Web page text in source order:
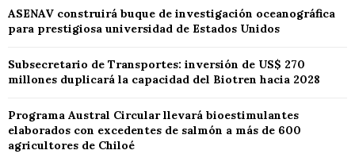
ASENAV construirá buque de investigación oceanográfica
para prestigiosa universidad de Estados Unidos
Subsecretario de Transportes: inversión de US$ 270
millones duplicará la capacidad del Biotren hacia 2028
Programa Austral Circular llevará bioestimulantes
elaborados con excedentes de salmón a más de 600
agricultores de Chiloé